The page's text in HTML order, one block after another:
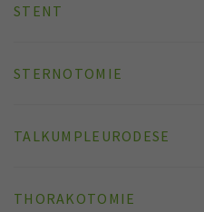
STENT
STERNOTOMIE
TALKUMPLEURODESE
THORAKOTOMIE